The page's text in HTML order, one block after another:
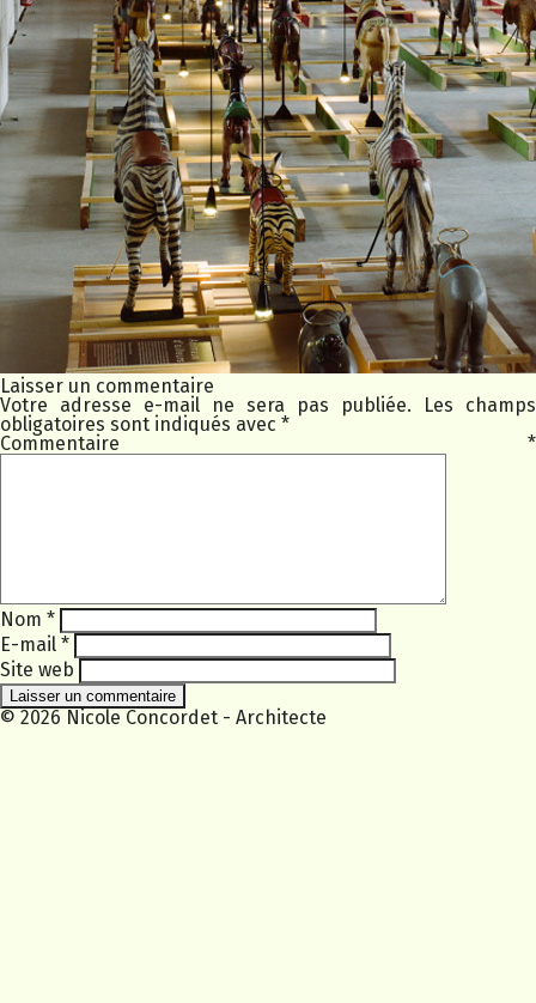
Laisser un commentaire
Votre adresse e-mail ne sera pas publiée.
Les champs
obligatoires sont indiqués avec *
Commentaire *
Nom *
E-mail *
Site web
© 2026 Nicole Concordet - Architecte